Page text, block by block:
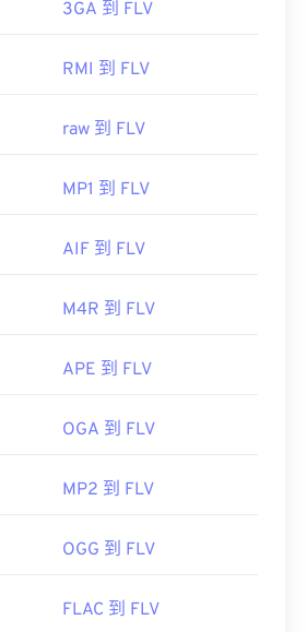
文件需要使用第三方软件，例如
器（DVD 解码器包）。如果其
家组 (MPEG)
wiki/
CC) 和Flash）中打开。在
支持元数据标签。
打开 FLV 的程序包括
wiki/Flash_Video
flv-file
3GA 到 FLV
RMI 到 FLV
raw 到 FLV
MP1 到 FLV
AIF 到 FLV
M4R 到 FLV
APE 到 FLV
OGA 到 FLV
MP2 到 FLV
OGG 到 FLV
FLAC 到 FLV